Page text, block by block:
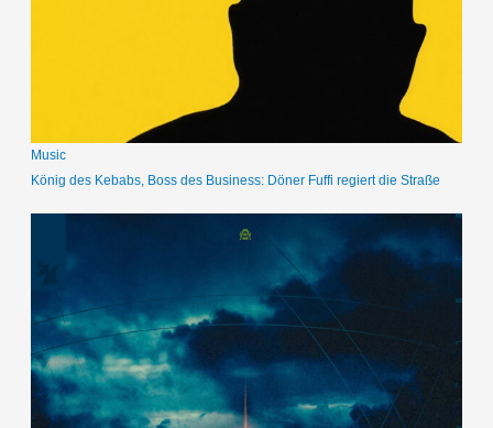
Music
König des Kebabs, Boss des Business: Döner Fuffi regiert die Straße